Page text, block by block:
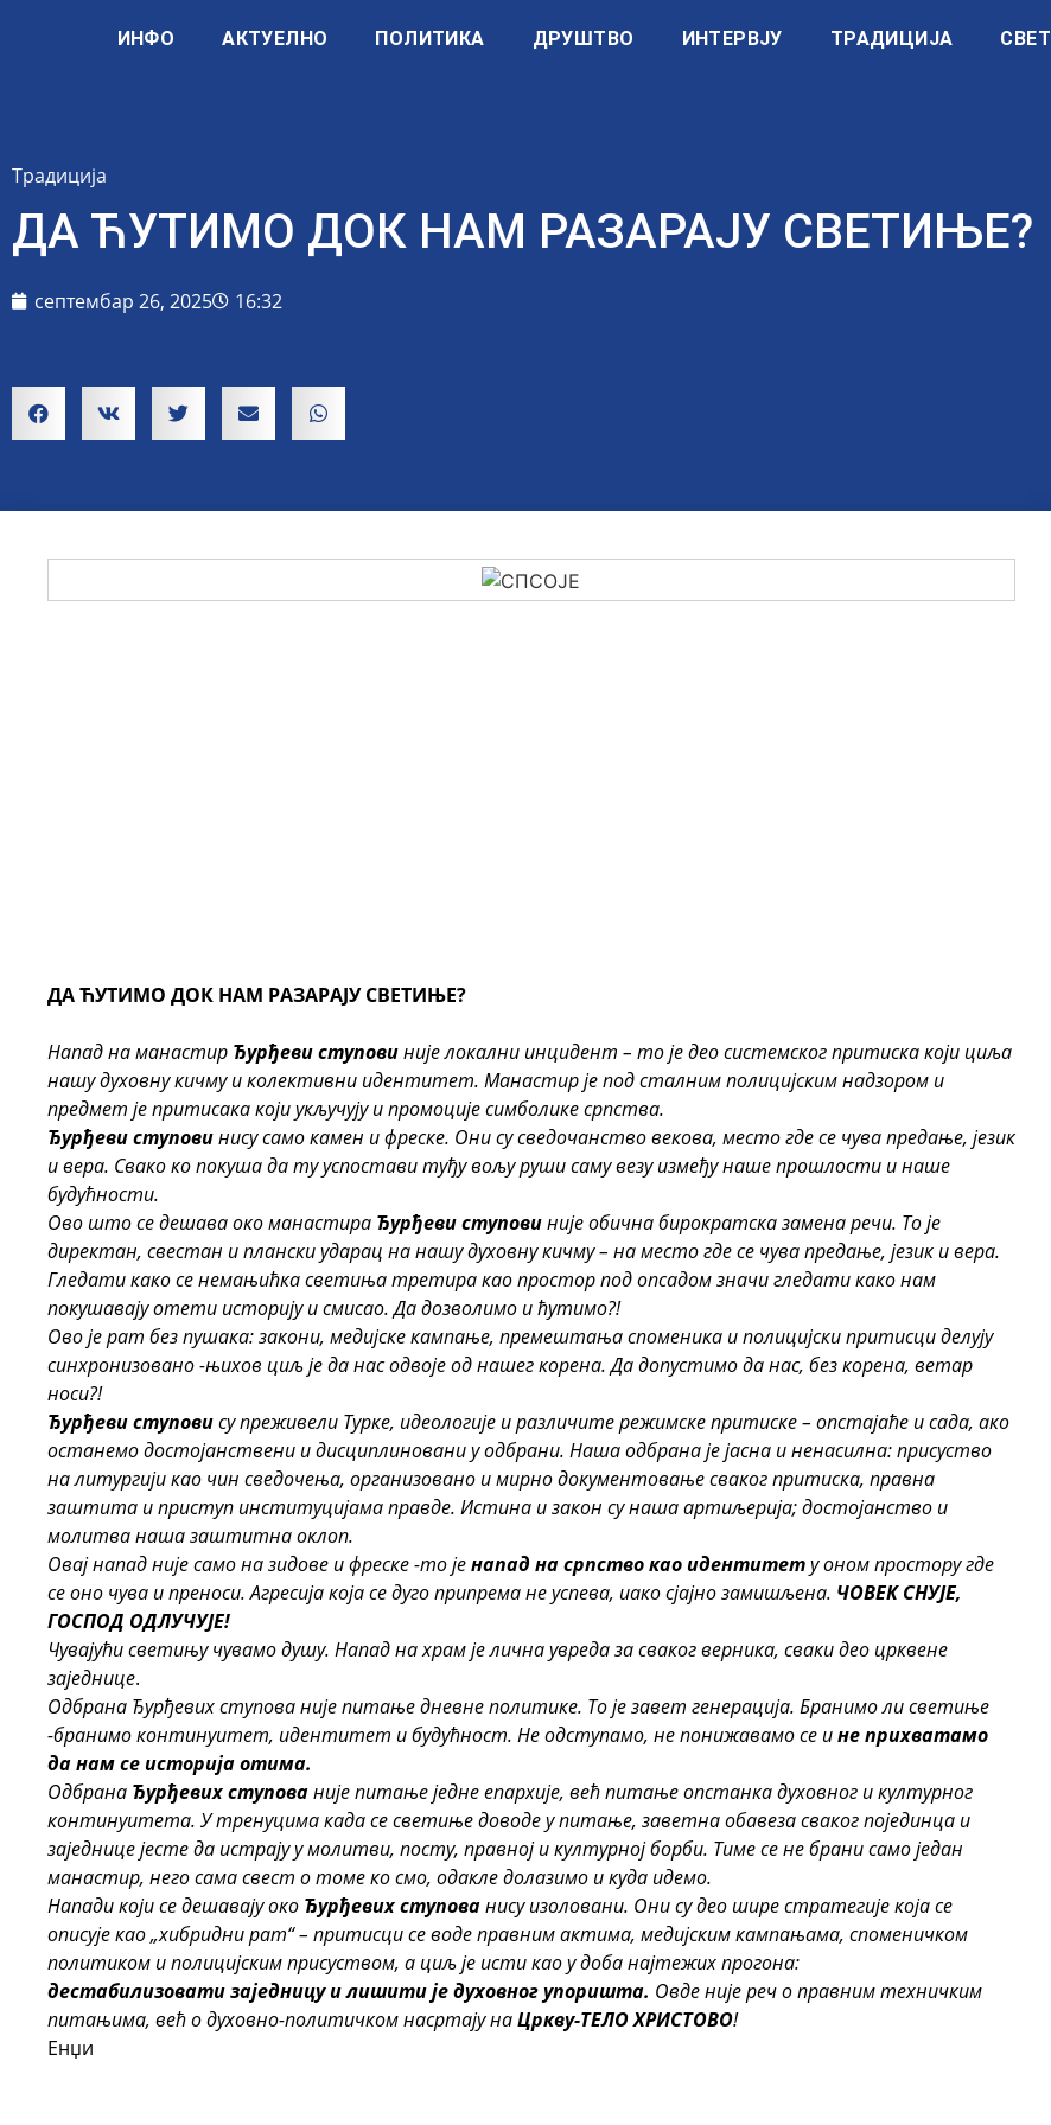
ИНФО АКТУЕЛНО ПОЛИТИКА ДРУШТВО ИНТЕРВЈУ ТРАДИЦИЈА СВЕТ
Традиција
ДА ЋУТИМО ДОК НАМ РАЗАРАЈУ СВЕТИЊЕ?
септембар 26, 2025 16:32
ДА ЋУТИМО ДОК НАМ РАЗАРАЈУ СВЕТИЊЕ?
Напад на манастир Ђурђеви ступовиније локални инцидент – то је део системског притиска који циља
нашу духовну кичму и колективни идентитет. Манастир је под сталним полицијским надзором и
предмет је притисака који укључују и промоције симболике српства.
Ђурђеви ступовинису само камен и фреске. Они су сведочанство векова, место где се чува предање, језик
и вера. Свако ко покуша да ту успостави туђу вољу руши саму везу између наше прошлости и наше
будућности.
Ово што се дешава око манастира Ђурђеви ступовиније обична бирократска замена речи. То је
директан, свестан и плански ударац на нашу духовну кичму – на место где се чува предање, језик и вера.
Гледати како се немањићка светиња третира као простор под опсадом значи гледати како нам
покушавају отети историју и смисао. Да дозволимо и ћутимо?!
Ово је рат без пушака: закони, медијске кампање, премештања споменика и полицијски притисци делују
синхронизовано -њихов циљ је да нас одвоје од нашег корена. Да допустимо да нас, без корена, ветар
носи?!
Ђурђеви ступовису преживели Турке, идеологије и различите режимске притиске – опстајаће и сада, ако
останемо достојанствени и дисциплиновани у одбрани. Наша одбрана је јасна и ненасилна: присуство
на литургији као чин сведочења, организовано и мирно документовање сваког притиска, правна
заштита и приступ институцијама правде. Истина и закон су наша артиљерија; достојанство и
молитва наша заштитна оклоп.
Овај напад није само на зидове и фреске -то јенапад на српство као идентитету оном простору где
се оно чува и преноси. Агресија која се дуго припрема не успева, иако сјајно замишљена. ЧОВЕК СНУЈЕ,
ГОСПОД ОДЛУЧУЈЕ!
Чувајући светињу чувамо душу. Напад на храм је лична увреда за сваког верника, сваки део црквене
заједнице.
Одбрана Ђурђевих ступова није питање дневне политике. То је завет генерација. Бранимо ли светиње
-бранимо континуитет, идентитет и будућност. Не одступамо, не понижавамо се ине прихватамо
да нам се историја отима.
Одбрана Ђурђевих ступованије питање једне епархије, већ питање опстанка духовног и културног
континуитета. У тренуцима када се светиње доводе у питање, заветна обавеза сваког појединца и
заједнице јесте да истрају у молитви, посту, правној и културној борби. Тиме се не брани само један
манастир, него сама свест о томе ко смо, одакле долазимо и куда идемо.
Напади који се дешавају око Ђурђевих ступованису изоловани. Они су део шире стратегије која се
описује као „хибридни рат“ – притисци се воде правним актима, медијским кампањама, споменичком
политиком и полицијским присуством, а циљ је исти као у доба најтежих прогона:
дестабилизовати заједницу и лишити је духовног упоришта. Овде није реч о правним техничким
питањима, већ о духовно-политичком насртају наЦркву-ТЕЛО ХРИСТОВО!
Енџи